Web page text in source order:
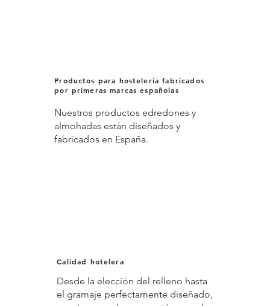
Productos para hostelería fabricados
por primeras marcas españolas
Nuestros productos edredones y
almohadas están diseñados y
fabricados en España.
Calidad hotelera
Desde la elección del relleno hasta
el gramaje perfectamente diseñado,